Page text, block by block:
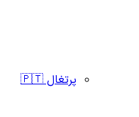
پرتغال 🇵🇹